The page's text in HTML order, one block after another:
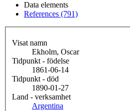
Data elements
References (791)
Visat namn
Ekholm, Oscar
Tidpunkt - födelse
1861-06-14
Tidpunkt - död
1890-01-27
Land - verksamhet
Argentina